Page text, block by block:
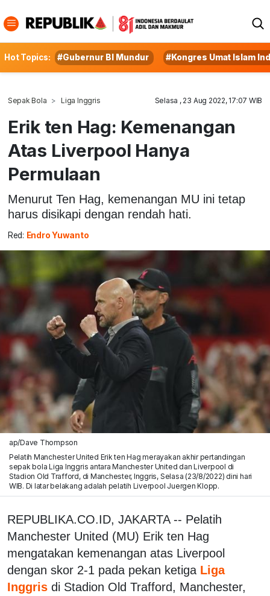
Hot Topics: #Gubernur BI Mundur #Kongres Umat Islam
Sepak Bola Liga Inggris Selasa , 23 Aug 2022, 17:07 WIB
Erik ten Hag: Kemenangan
Atas Liverpool Hanya
Permulaan
Menurut Ten Hag, kemenangan MU ini tetap
harus disikapi dengan rendah hati.
Red: Endro Yuwanto
ap/Dave Thompson
Pelatih Manchester United Erik ten Hag merayakan akhir pertandingan
sepak bola Liga Inggris antara Manchester United dan Liverpool di
Stadion Old Trafford, di Manchester, Inggris, Selasa (23/8/2022) dini hari
WIB. Di latar belakang adalah pelatih Liverpool Juergen Klopp.
REPUBLIKA.CO.ID, JAKARTA -- Pelatih
Manchester United (MU) Erik ten Hag
mengatakan kemenangan atas Liverpool
dengan skor 2-1 pada pekan ketiga Liga
Inggris di Stadion Old Trafford, Manchester,